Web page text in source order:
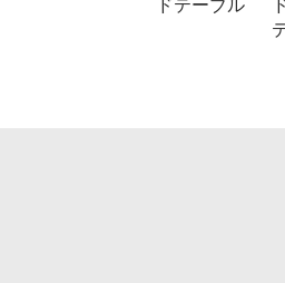
ドテーブル